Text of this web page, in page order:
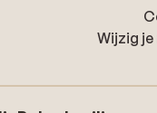
Wijzig